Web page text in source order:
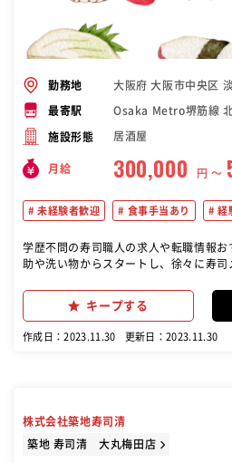
勤務地 大阪府 大阪市中央区
最寄駅 Osaka Metro堺筋線
施設形態 居酒屋
月給 300,000 円 〜
未経験者歓迎 食事手当あり 経
学歴不問の寿司職人の求人や転職情報おすすめ。 最初は
助や洗い物からスタートし、徐々に寿
ら、魚のさばき方や天ぷらの揚げ方など
す。 また、スタッフ向けのまかない調
も寿司職人としてステップアップできる
キープする
作成日：2023.11.30 更新日：2023.11.30
株式会社築地寿司清
築地 寿司清 大丸梅田店